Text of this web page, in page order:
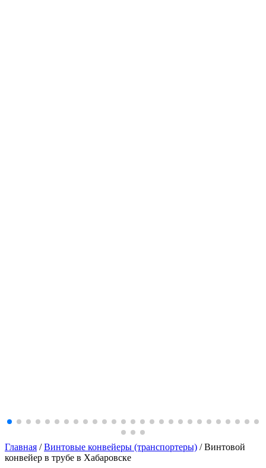
Главная /Винтовые конвейеры (транспортеры) /Винтовой
конвейер в трубе в Хабаровске